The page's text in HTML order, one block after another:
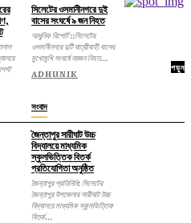
সিলেটের ওসমানীনগরে দুই
বাসের সংঘর্ষে ৯ জন নিহত
আধুনিক রিপোর্ট ::সিলেটের
ওসমানীনগরে দুটি যাত্রীবাহী বাসের
মুখোমুখি সংঘর্ষে নয়জন নিহত...
ADHUNIK
সংবাদ
জৈন্তাপুর সারীঘাট উচ্চ
বিদ্যালয়ে মাধ্যমিক
স্কুলভিত্তিক বিতর্ক
প্রতিযোগিতা অনুষ্ঠিত
জৈন্তাপুর প্রতিনিধি: সিলেটের
জৈন্তাপুর উপজেলার সারীঘাট উচ্চ
বিদ্যালয়ে মাধ্যমিক স্কুলভিত্তিক
বিতর্ক...
পড়ুন